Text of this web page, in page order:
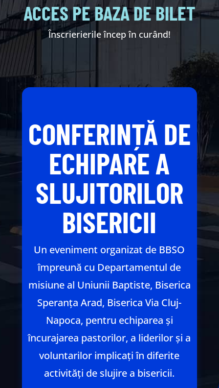
ACCES PE BAZA DE BILET
Înscrierierile încep în curând!
CONFERINȚĂ DE
ECHIPARE A
SLUJITORILOR
BISERICII
Un eveniment organizat de BBSO
împreună cu Departamentul de
misiune al Uniunii Baptiste, Biserica
Speranța Arad, Biserica Via Cluj-
Napoca, pentru echiparea și
încurajarea pastorilor, a liderilor și a
voluntarilor implicați în diferite
activități de slujire a bisericii.